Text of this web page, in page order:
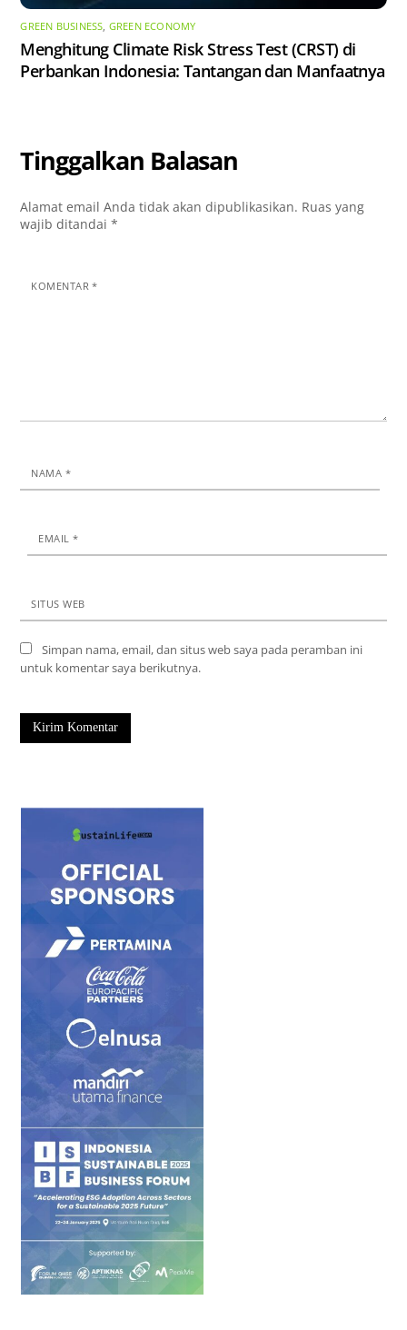
GREEN BUSINESS, GREEN ECONOMY
Menghitung Climate Risk Stress Test (CRST) di
Perbankan Indonesia: Tantangan dan Manfaatnya
Tinggalkan Balasan
Alamat email Anda tidak akan dipublikasikan. Ruas yang
wajib ditandai*
KOMENTAR*
NAMA *
EMAIL*
SITUS WEB
Simpan nama, email, dan situs web saya pada peramban ini
untuk komentar saya berikutnya.